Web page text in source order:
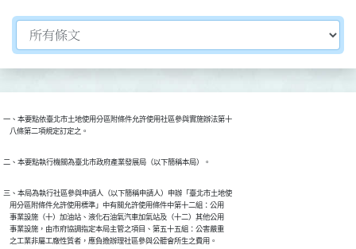
切換選擇法規資訊內容
一、本要點依臺北市土地使用分區附條件允許使用社區參與實施辦法第十
    八條第二項規定訂定之。
二、本要點執行機關為臺北市政府產業發展局（以下簡稱本局）。
三、本局為執行社區參與申請人（以下簡稱申請人）申辦「臺北市土地使
    用分區附條件允許使用標準」中有關允許使用條件中第十二組：公用
    事業設施（十）加油站、液化石油氣汽車加氣站及（十二）其他公用
    事業設施，由市府協調指定本局主管之項目、第五十五組：公害嚴重
    之工業非屬工廠性質者，應負擔辦理社區參與公聽會所生之費用。